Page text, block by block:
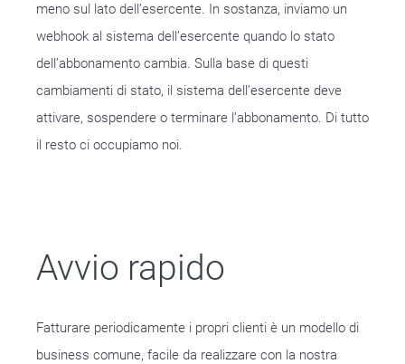
meno sul lato dell’esercente. In sostanza, inviamo un
webhook al sistema dell’esercente quando lo stato
dell’abbonamento cambia. Sulla base di questi
cambiamenti di stato, il sistema dell’esercente deve
attivare, sospendere o terminare l’abbonamento. Di tutto
il resto ci occupiamo noi.
Avvio rapido
Fatturare periodicamente i propri clienti è un modello di
business comune, facile da realizzare con la nostra